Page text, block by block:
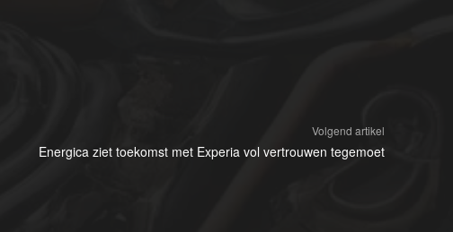
Volgend artikel
Energica ziet toekomst met Experia vol vertrouwen tegemoet